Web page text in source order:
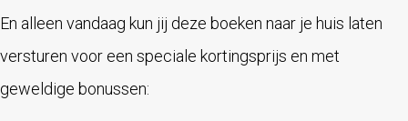
En alleen vandaag kun jij deze boeken naar je huis laten
versturen voor een speciale kortingsprijs en met
geweldige bonussen: